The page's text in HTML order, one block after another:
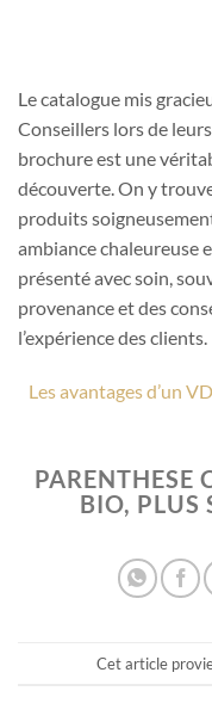
Le catalogue mis
Conseillers lors de
brochure est une
découverte. On y
produits
ambiance chaleureuse
présenté avec soin,
provenance et des
l’expérience des clients.
Les avantages d’un
PARENTHESE
BIO, PLUS
Cet article